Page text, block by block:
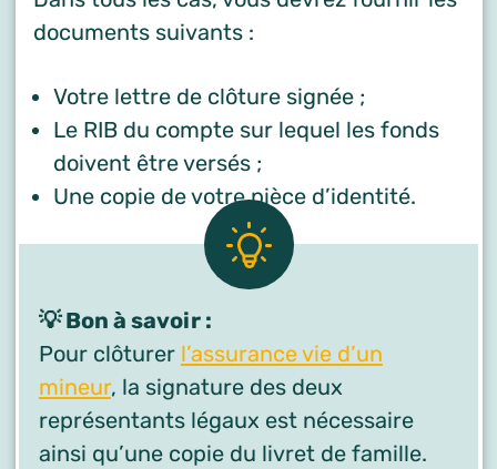
documents suivants :
Votre lettre de clôture signée ;
Le RIB du compte sur lequel les fonds
doivent être versés ;
Une copie de votre pièce d’identité.
💡 Bon à savoir :
Pour clôturer l’assurance vie d’un
mineur, la signature des deux
représentants légaux est nécessaire
ainsi qu’une copie du livret de famille.